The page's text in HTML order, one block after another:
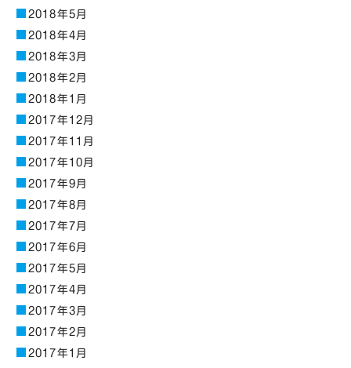
2018年5月
2018年4月
2018年3月
2018年2月
2018年1月
2017年12月
2017年11月
2017年10月
2017年9月
2017年8月
2017年7月
2017年6月
2017年5月
2017年4月
2017年3月
2017年2月
2017年1月